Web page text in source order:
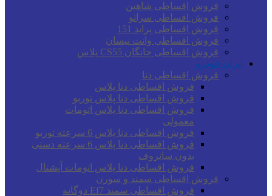
فروش اقساطی شاهین
فروش اقساطی سراتو
فروش اقساطی پراید 151
فروش اقساطی وانت نیسان
فروش اقساطی چانگان CS55 پلاس
ایران خودرو
فروش اقساطی دنا
فروش اقساطی دنا پلاس
فروش اقساطی دنا پلاس توربو
فروش اقساطی دنا پلاس اتومات
معمولی
فروش اقساطی دنا پلاس 6 سرعته توربو
فروش اقساطی دنا پلاس 6 سرعته دستی
بدون سانروف
فروش اقساطی دنا پلاس اتومات آپشنال
فروش اقساطی سمند و سورن
فروش اقساطی سمند Ef7 دوگانه